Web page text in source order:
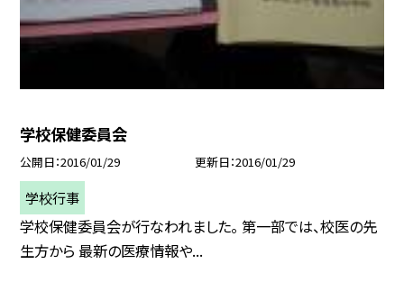
学校保健委員会
公開日 2016/01/29 更新日 2016/01/29
学校行事
学校保健委員会が行なわれました。 第一部では、校医の先
生方から 最新の医療情報や...